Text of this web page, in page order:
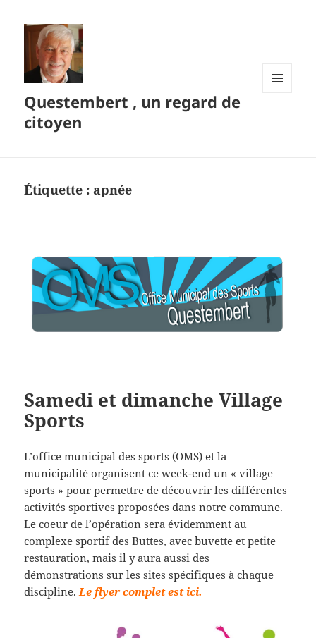
Questembert , un regard de
citoyen
Étiquette : apnée
Samedi et dimanche Village
Sports
L’office municipal des sports (OMS) et la
municipalité organisent ce week-end un « village
sports » pour permettre de découvrir les différentes
activités sportives proposées dans notre commune.
Le coeur de l’opération sera évidemment au
complexe sportif des Buttes, avec buvette et petite
restauration, mais il y aura aussi des
démonstrations sur les sites spécifiques à chaque
discipline. Le flyer complet est ici.